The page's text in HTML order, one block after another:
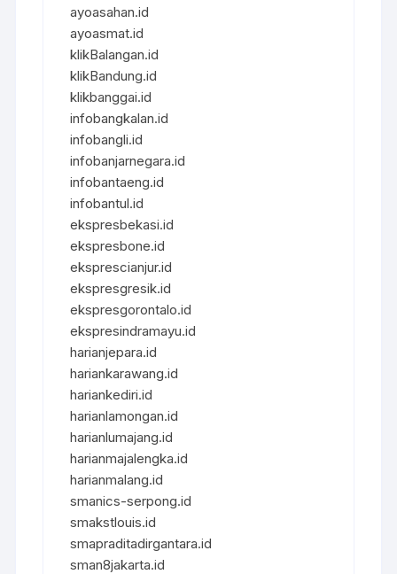
ayoasahan.id
ayoasmat.id
klikBalangan.id
klikBandung.id
klikbanggai.id
infobangkalan.id
infobangli.id
infobanjarnegara.id
infobantaeng.id
infobantul.id
ekspresbekasi.id
ekspresbone.id
eksprescianjur.id
ekspresgresik.id
ekspresgorontalo.id
ekspresindramayu.id
harianjepara.id
hariankarawang.id
hariankediri.id
harianlamongan.id
harianlumajang.id
harianmajalengka.id
harianmalang.id
smanics-serpong.id
smakstlouis.id
smapraditadirgantara.id
sman8jakarta.id